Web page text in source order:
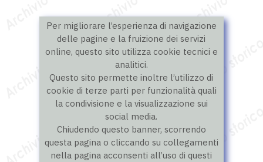
Per migliorare l’esperienza di navigazione
delle pagine e la fruizione dei servizi
online, questo sito utilizza cookie tecnici e
analitici.
Questo sito permette inoltre l’utilizzo di
cookie di terze parti per funzionalità quali
la condivisione e la visualizzazione sui
social media.
Chiudendo questo banner, scorrendo
questa pagina o cliccando su collegamenti
nella pagina acconsenti all’uso di questi